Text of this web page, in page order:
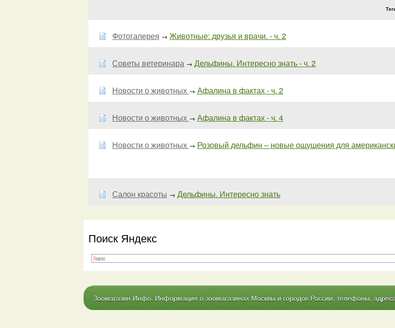
Фотогалерея → Животные: друзья и врачи. - ч. 2
Советы ветеринара → Дельфины. Интересно знать - ч. 2
Новости о животных → Афалина в фактах - ч. 2
Новости о животных → Афалина в фактах - ч. 4
Новости о животных → Розовый дельфин – новые ощущения для
Салон красоты → Дельфины. Интересно знать
Поиск Яндекс
Зоомагазин Инфо. Информация о зоомагазинах Москвы и городов России, телефоны,